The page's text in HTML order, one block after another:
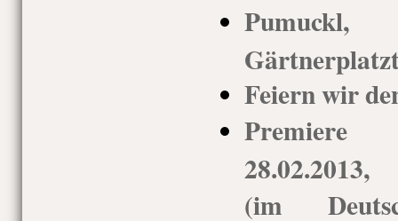
Feiern wir
(im